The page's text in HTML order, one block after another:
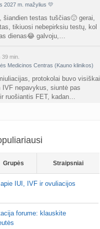
naudojimas
prieš 2 d.
„Mantvis“
prieš 3 d.
ir nėštumas (+3)
3 d.
papilomos virusas) (+3)
prieš 3 d.
4 d.
apie cezario pjūvį (+2)
2027 m. mažylius 💛
šiandien testas tuščias🙂 gerai,
tikiuosi nebepirksiu testų, kol
dienas😂 galvoju,…
39 min.
Medicinos Centras (Kauno klinikos)
protokolai buvo visiškai
nepavykus, siuntė pas
ruošiantis FET, kadan…
Grupės Straipsniai
IUI, IVF ir ovuliacijos
forume: klauskite